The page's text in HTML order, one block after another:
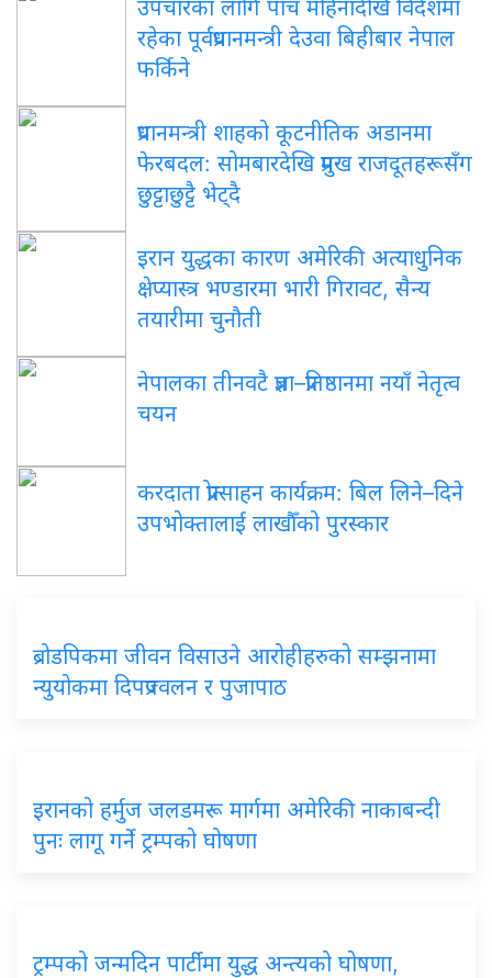
उपचारका लागि पाँच महिनादेखि विदेशमा
रहेका पूर्वप्रधानमन्त्री देउवा बिहीबार नेपाल
फर्किने
प्रधानमन्त्री शाहको कूटनीतिक अडानमा
फेरबदल: सोमबारदेखि प्रमुख राजदूतहरूसँग
छुट्टाछुट्टै भेट्दै
इरान युद्धका कारण अमेरिकी अत्याधुनिक
क्षेप्यास्त्र भण्डारमा भारी गिरावट, सैन्य
तयारीमा चुनौती
नेपालका तीनवटै प्रज्ञा–प्रतिष्ठानमा नयाँ नेतृत्व
चयन
करदाता प्रोत्साहन कार्यक्रम: बिल लिने–दिने
उपभोक्तालाई लाखौँको पुरस्कार
ब्रोडपिकमा जीवन विसाउने आरोहीहरुको सम्झनामा
न्युयोकमा दिपप्रज्वलन र पुजापाठ
इरानको हर्मुज जलडमरू मार्गमा अमेरिकी नाकाबन्दी
पुनः लागू गर्ने ट्रम्पको घोषणा
ट्रम्पको जन्मदिन पार्टीमा युद्ध अन्त्यको घोषणा,